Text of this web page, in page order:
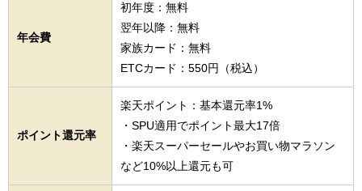
年会費
初年度：無料
翌年以降：無料
家族カード：無料
ETCカード：550円（税込）
ポイント還元率
楽天ポイント：基本還元率1%
・SPU適用でポイント最大17倍
・楽天スーパーセールやお買い物マラソン
など10%以上還元も可